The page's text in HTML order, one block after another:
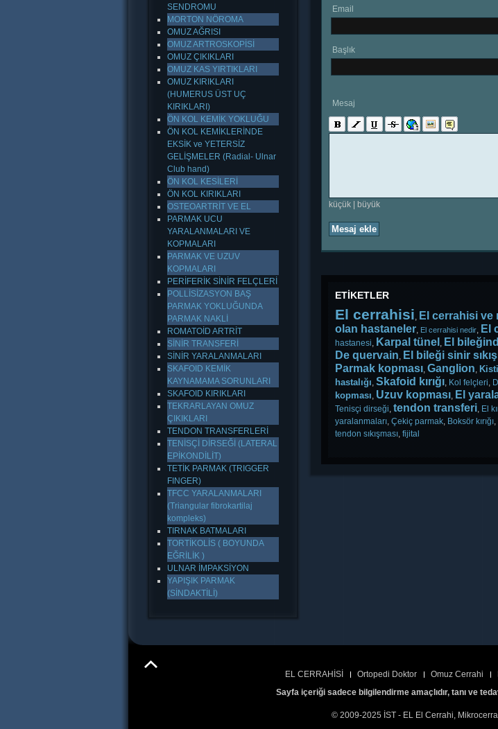
Email
Başlık
Mesaj
küçük| büyük
Mesaj ekle
ETİKETLER
El cerrahisi,El cerrahisi ve
olan hastaneler,El cerrahisi nedir,El
hastanesi,Karpal tünel ,El
De quervain,El bileği sinir
Parmak kopması,Ganglion,
hastalığı,Skafoid kırığı,Kol felçleri,
kopması,Uzuv kopması,El
Tenisçi dirseği,tendon transferi,El
yaralanmaları,Çekiç parmak,Boksör kırığı,
tendon sıkışması,fijital
SENDROMU
MORTON NÖROMA
OMUZ AĞRISI
OMUZ ARTROSKOPİSİ
OMUZ ÇIKIKLARI
OMUZ KAS YIRTIKLARI
OMUZ KIRIKLARI
(HUMERUS ÜST UÇ
KIRIKLARI)
ÖN KOL KEMİK YOKLUĞU
ÖN KOL KEMİKLERİNDE
EKSİK ve YETERSİZ
GELİŞMELER (Radial- Ulnar
Club hand)
ÖN KOL KESİLERİ
ÖN KOL KIRIKLARI
OSTEOARTRİT VE EL
PARMAK UCU
YARALANMALARI VE
KOPMALARI
PARMAK VE UZUV
KOPMALARI
PERİFERİK SİNİR FELÇLERİ
POLLİSİZASYON BAŞ
PARMAK YOKLUĞUNDA
PARMAK NAKLİ
ROMATOİD ARTRİT
SİNİR TRANSFERİ
SİNİR YARALANMALARI
SKAFOID KEMİK
KAYNAMAMA SORUNLARI
SKAFOID KIRIKLARI
TEKRARLAYAN OMUZ
ÇIKIKLARI
TENDON TRANSFERLERİ
TENİSÇİ DİRSEĞİ (LATERAL
EPİKONDİLİT)
TETİK PARMAK (TRIGGER
FINGER)
TFCC YARALANMALARI
(Triangular fibrokartilaj
kompleks)
TIRNAK BATMALARI
TORTİKOLİS ( BOYUNDA
EĞRİLİK )
ULNAR İMPAKSİYON
YAPIŞIK PARMAK
(SİNDAKTİLİ)
EL CERRAHİSİ Ortopedi Doktor Omuz Cerrahi
Sayfa içeriği sadece bilgilendirme amaçlıdır, tanı ve
© 2009-2025 İST - EL El Cerrahi,